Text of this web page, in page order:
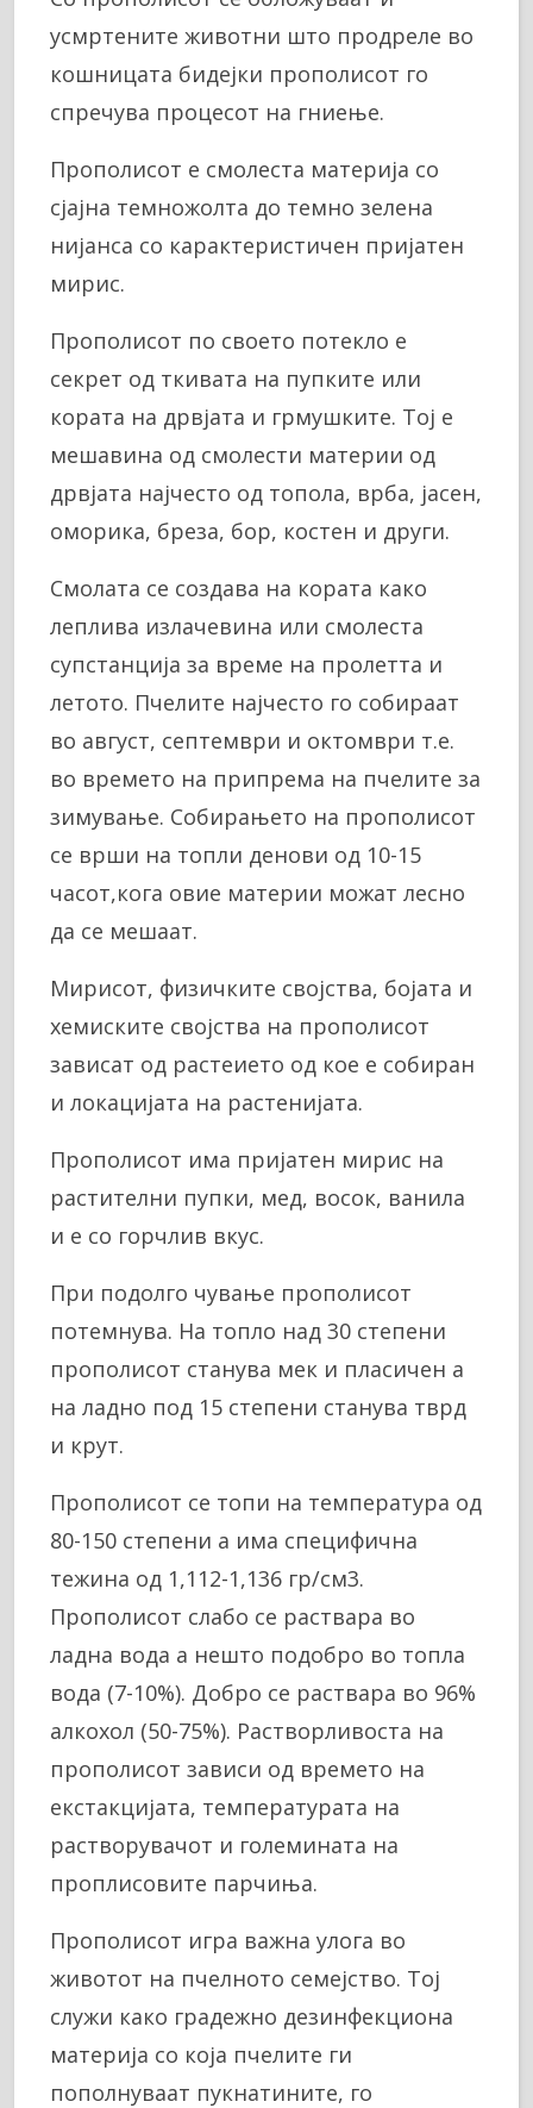
усмртените животни што продреле во
кошницата бидејки прополисот го
спречува процесот на гниење.
Прополисот е смолеста материја со
сјајна темножолта до темно зелена
нијанса со карактеристичен пријатен
мирис.
Прополисот по своето потекло е
секрет од ткивата на пупките или
кората на дрвјата и грмушките. Тој е
мешавина од смолести материи од
дрвјата најчесто од топола, врба, јасен,
оморика, бреза, бор, костен и други.
Смолата се создава на кората како
леплива излачевина или смолеста
супстанција за време на пролетта и
летото. Пчелите најчесто го собираат
во август, септември и октомври т.е.
во времето на припрема на пчелите за
зимување. Собирањето на прополисот
се врши на топли денови од 10-15
часот,кога овие материи можат лесно
да се мешаат.
Мирисот, физичките својства, бојата и
хемиските својства на прополисот
зависат од растеието од кое е собиран
и локацијата на растенијата.
Прополисот има пријатен мирис на
растителни пупки, мед, восок, ванила
и е со горчлив вкус.
При подолго чување прополисот
потемнува. На топло над 30 степени
прополисот станува мек и пласичен а
на ладно под 15 степени станува тврд
и крут.
Прополисот се топи на температура од
80-150 степени а има специфична
тежина од 1,112-1,136 гр/см3.
Прополисот слабо се раствара во
ладна вода а нешто подобро во топла
вода (7-10%). Добро се раствара во 96%
алкохол (50-75%). Растворливоста на
прополисот зависи од времето на
екстакцијата, температурата на
растворувачот и големината на
проплисовите парчиња.
Прополисот игра важна улога во
животот на пчелното семејство. Тој
служи како градежно дезинфекциона
материја со која пчелите ги
пополнуваат пукнатините, го